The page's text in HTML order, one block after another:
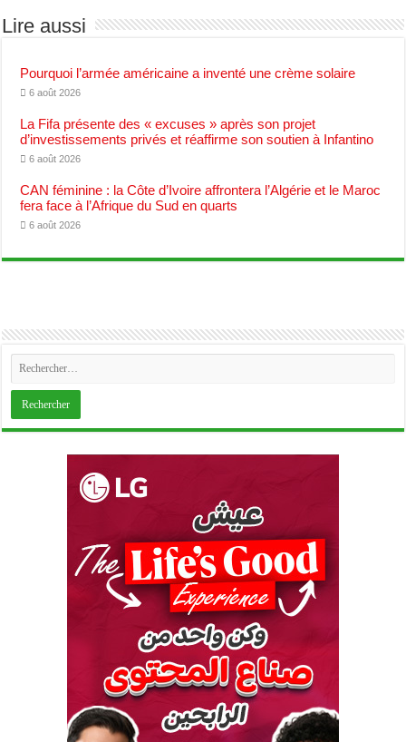
Lire aussi
Pourquoi l’armée américaine a inventé une crème solaire
6 août 2026
La Fifa présente des « excuses » après son projet
d’investissements privés et réaffirme son soutien à Infantino
6 août 2026
CAN féminine : la Côte d’Ivoire affrontera l’Algérie et le Maroc
fera face à l’Afrique du Sud en quarts
6 août 2026